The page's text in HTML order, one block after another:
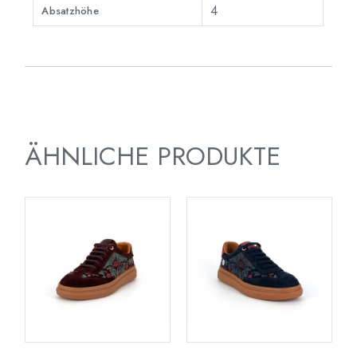
Absatzhöhe 4
ÄHNLICHE PRODUKTE